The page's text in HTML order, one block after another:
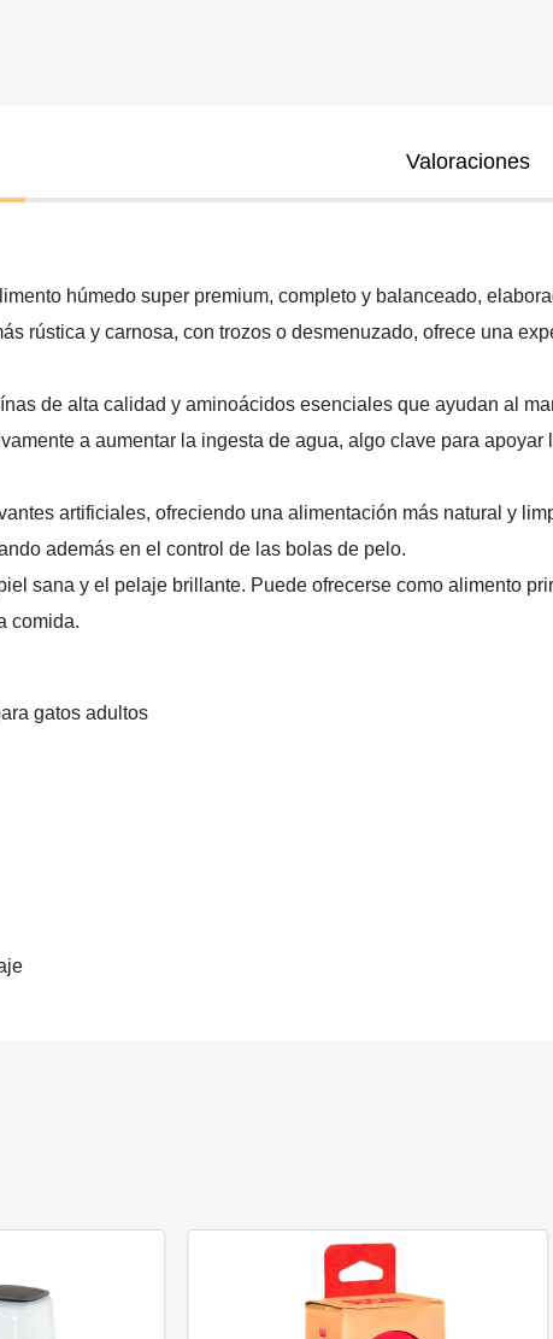
Valoraciones
húmedo super premium, completo y balanceado,
rústica y carnosa, con trozos o desmenuzado, ofrece una
de alta calidad y aminoácidos esenciales que ayudan al
a aumentar la ingesta de agua, algo clave para
artificiales, ofreciendo una alimentación más natural y
además en el control de las bolas de pelo.
sana y el pelaje brillante. Puede ofrecerse como alimento
comida.
gatos adultos